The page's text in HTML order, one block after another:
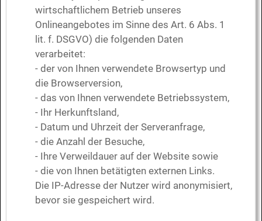
wirtschaftlichem Betrieb unseres
Onlineangebotes im Sinne des Art. 6 Abs. 1
lit. f. DSGVO) die folgenden Daten
verarbeitet:
- der von Ihnen verwendete Browsertyp und
die Browserversion,
- das von Ihnen verwendete Betriebssystem,
- Ihr Herkunftsland,
- Datum und Uhrzeit der Serveranfrage,
- die Anzahl der Besuche,
- Ihre Verweildauer auf der Website sowie
- die von Ihnen betätigten externen Links.
Die IP-Adresse der Nutzer wird anonymisiert,
bevor sie gespeichert wird.